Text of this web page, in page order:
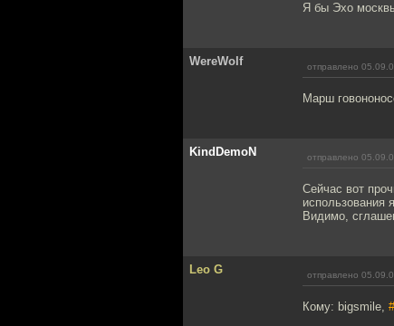
Я бы Эхо
WereWolf отправлено
Марш
KindDemoN отправлено
Сейчас вот
использования
Видимо,
Leo G отправлено
Кому: bigsmile,